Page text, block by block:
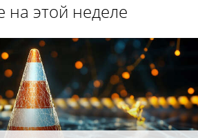
на этой неделе